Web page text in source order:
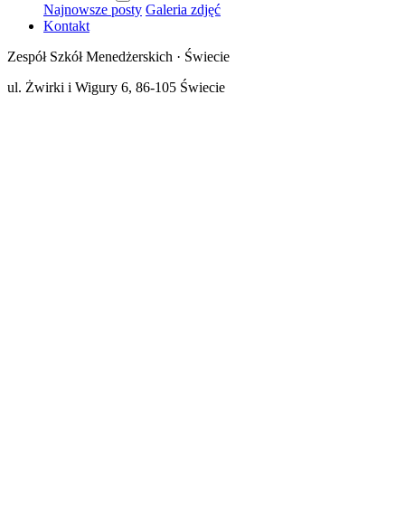
Najnowsze posty Galeria zdjęć
Kontakt
Zespół Szkół Menedżerskich · Świecie
ul. Żwirki i Wigury 6, 86-105 Świecie